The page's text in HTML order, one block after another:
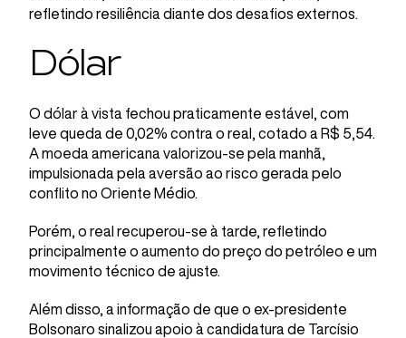
refletindo resiliência diante dos desafios externos.
Dólar
O dólar à vista fechou praticamente estável, com
leve queda de 0,02% contra o real, cotado a R$ 5,54.
A moeda americana valorizou-se pela manhã,
impulsionada pela aversão ao risco gerada pelo
conflito no Oriente Médio.
Porém, o real recuperou-se à tarde, refletindo
principalmente o aumento do preço do petróleo e um
movimento técnico de ajuste.
Além disso, a informação de que o ex-presidente
Bolsonaro sinalizou apoio à candidatura de Tarcísio